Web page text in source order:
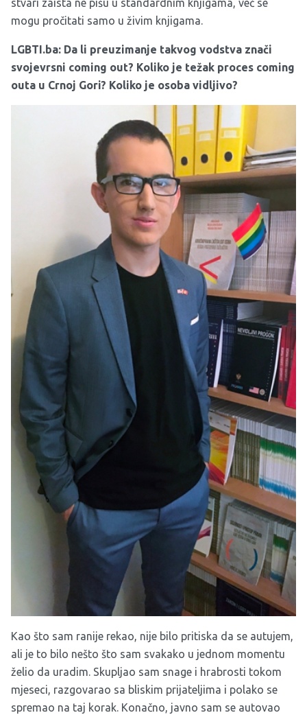
stvari zaista ne pišu u standardnim knjigama, već se
mogu pročitati samo u živim knjigama.
LGBTI.ba: Da li preuzimanje takvog vodstva znači
svojevrsni coming out? Koliko je težak proces coming
outa u Crnoj Gori? Koliko je osoba vidljivo?
Kao što sam ranije rekao, nije bilo pritiska da se autujem,
ali je to bilo nešto što sam svakako u jednom momentu
želio da uradim. Skupljao sam snage i hrabrosti tokom
mjeseci, razgovarao sa bliskim prijateljima i polako se
spremao na taj korak. Konačno, javno sam se autovao